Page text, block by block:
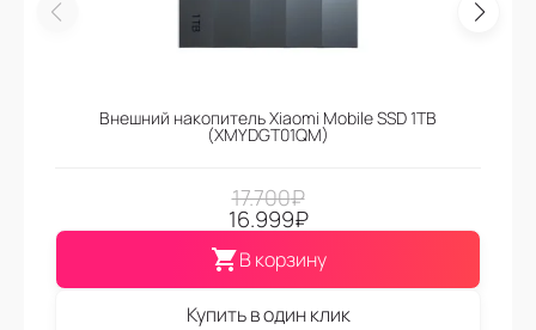
Внешний накопитель Xiaomi Mobile SSD 1TB
(XMYDGT01QM)
17.700₽
16.999₽
В корзину
Купить в один клик